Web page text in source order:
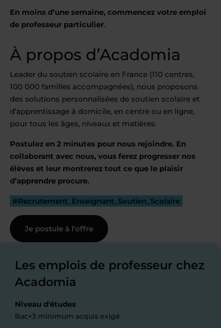
En moins d’une semaine, commencez votre emploi
de professeur particulier.
À propos d’Acadomia
Leader du soutien scolaire en France (110 centres,
100 000 familles accompagnées), nous proposons
des solutions personnalisées de soutien scolaire et
d’apprentissage à domicile, en centre ou en ligne,
pour tous les âges, niveaux et matières.
Postulez en 2 minutes pour nous rejoindre. En
collaborant avec nous, vous ferez progresser nos
élèves et leur montrerez tout ce que le plaisir
d’apprendre procure.
#Recrutement_Enseignant_Soutien_Scolaire
Je postule à l'offre
Les emplois de professeur chez
Acadomia
Niveau d'études
Bac+3 minimum acquis exigé